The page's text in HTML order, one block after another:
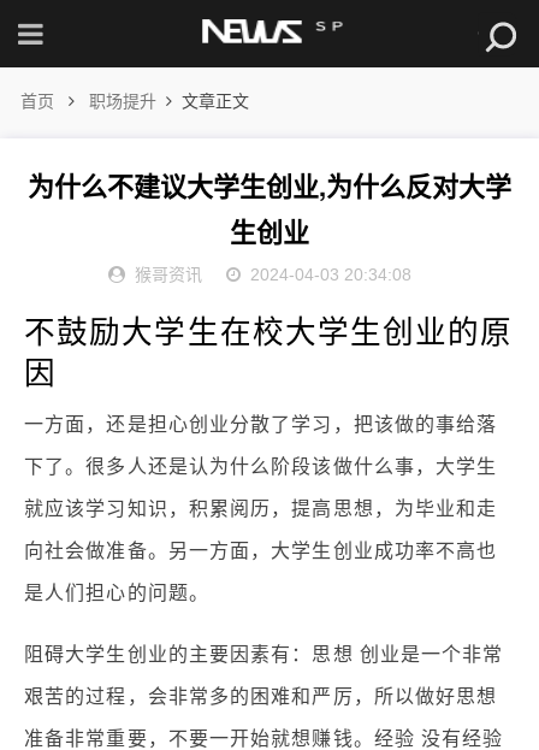
首页 职场提升 文章正文
为什么不建议大学生创业,为什么反对大学
生创业
猴哥资讯 2024-04-03 20:34:08
不鼓励大学生在校大学生创业的原
因
一方面，还是担心创业分散了学习，把该做的事给落
下了。很多人还是认为什么阶段该做什么事，大学生
就应该学习知识，积累阅历，提高思想，为毕业和走
向社会做准备。另一方面，大学生创业成功率不高也
是人们担心的问题。
阻碍大学生创业的主要因素有：思想 创业是一个非常
艰苦的过程，会非常多的困难和严厉，所以做好思想
准备非常重要，不要一开始就想赚钱。经验 没有经验